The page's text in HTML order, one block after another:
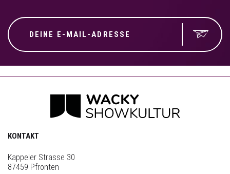
KONTAKT
Kappeler Strasse 30
87459 Pfronten